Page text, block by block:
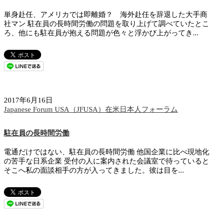
単身赴任、アメリカでは即離婚？ 海外赴任を辞退した大手商
社マン 駐在員の長時間労働の問題を取り上げて調べていたとこ
ろ、他にも駐在員が抱える問題が色々と浮かび上がってき...
2017年6月16日
Japanese Forum USA（JFUSA）在米日本人フォーラム
駐在員の長時間労働
電通だけではない、駐在員の長時間労働 他国企業に比べ現地化
の苦手な日系企業 受付の人に案内された会議室で待っていると
そこへ私の面談相手の方が入ってきました。彼は目を...